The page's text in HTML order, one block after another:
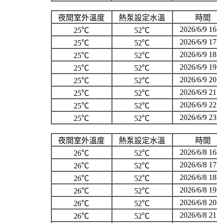
夜間室外溫度 熱泵設定水溫
時間
25℃
52℃
2026/6/9
25℃
52℃
2026/6/9
25℃
52℃
2026/6/9
25℃
52℃
2026/6/9
25℃
52℃
2026/6/9
25℃
52℃
2026/6/9
25℃
52℃
2026/6/9
25℃
52℃ 2026/6/9
夜間室外溫度 熱泵設定水溫
時間
26℃
52℃
2026/6/8
26℃
52℃
2026/6/8
26℃
52℃
2026/6/8
26℃
52℃
2026/6/8
26℃
52℃
2026/6/8
26℃
52℃
2026/6/8